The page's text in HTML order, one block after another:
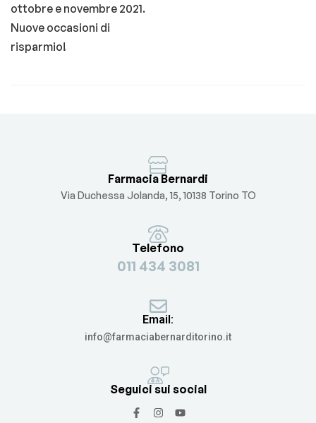
ottobre e novembre 2021.
Nuove occasioni di
risparmio!
Farmacia Bernardi
Via Duchessa Jolanda, 15, 10138 Torino TO
Telefono
011 434 3081
Email:
info@farmaciabernarditorino.it
Seguici sui social